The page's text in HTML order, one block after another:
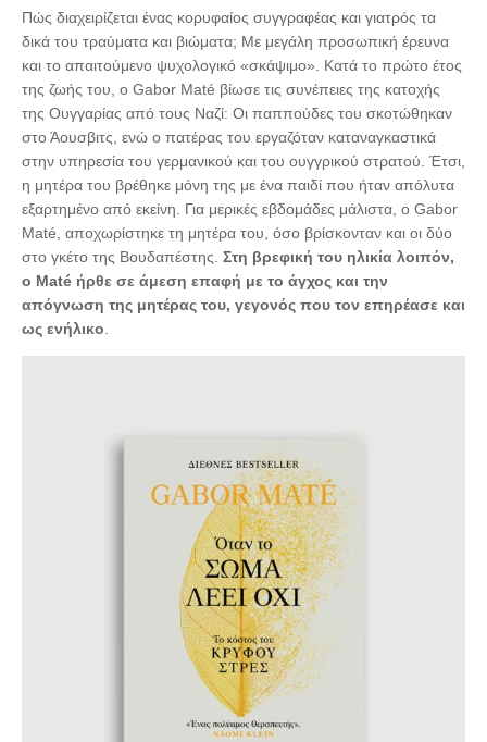
Πώς διαχειρίζεται ένας κορυφαίος συγγραφέας και γιατρός τα
δικά του τραύματα και βιώματα; Με μεγάλη προσωπική έρευνα
και το απαιτούμενο ψυχολογικό «σκάψιμο». Κατά το πρώτο έτος
της ζωής του, ο Gabor Maté βίωσε τις συνέπειες της κατοχής
της Ουγγαρίας από τους Ναζί: Οι παππούδες του σκοτώθηκαν
στο Άουσβιτς, ενώ ο πατέρας του εργαζόταν καταναγκαστικά
στην υπηρεσία του γερμανικού και του ουγγρικού στρατού. Έτσι,
η μητέρα του βρέθηκε μόνη της με ένα παιδί που ήταν απόλυτα
εξαρτημένο από εκείνη. Για μερικές εβδομάδες μάλιστα, ο Gabor
Maté, αποχωρίστηκε τη μητέρα του, όσο βρίσκονταν και οι δύο
στο γκέτο της Βουδαπέστης. Στη βρεφική του ηλικία λοιπόν,
ο Maté ήρθε σε άμεση επαφή με το άγχος και την
απόγνωση της μητέρας του, γεγονός που τον επηρέασε και
ως ενήλικο